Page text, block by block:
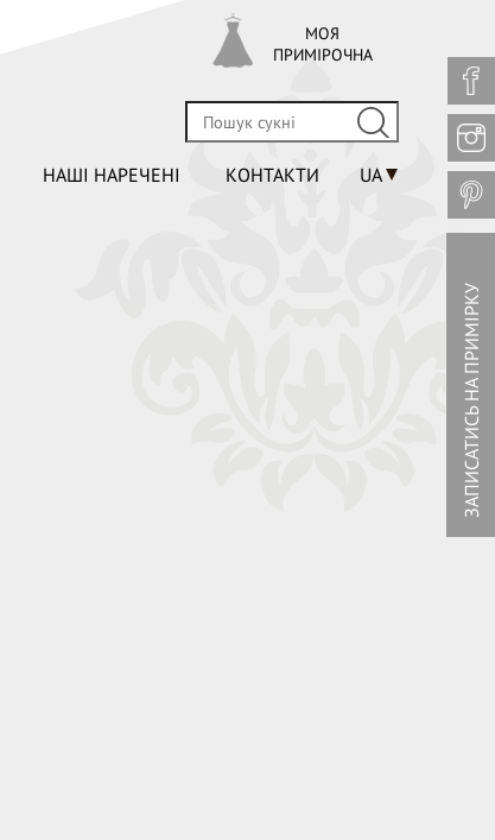
МОЯ
ПРИМІРОЧНА
НАШІ НАРЕЧЕНІ КОНТАКТИ UA
ЗАПИСАТИСЬ НА ПРИМІРКУ